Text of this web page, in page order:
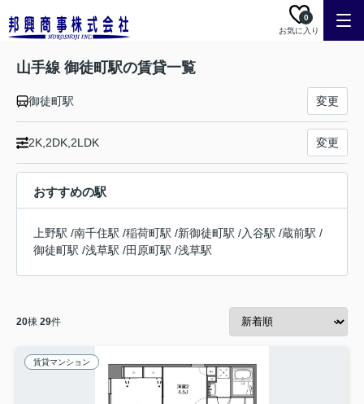
お気に入り
0
山手線 御徒町駅の賃貸一覧
御徒町駅 変更
2K,2DK,2LDK 変更
おすすめの駅
上野駅 /南千住駅 /稲荷町駅 /新御徒町駅 /入谷駅 /蔵前駅 /
御徒町駅 /浅草駅 /田原町駅 /浅草駅
20棟 29件
賃貸マンション